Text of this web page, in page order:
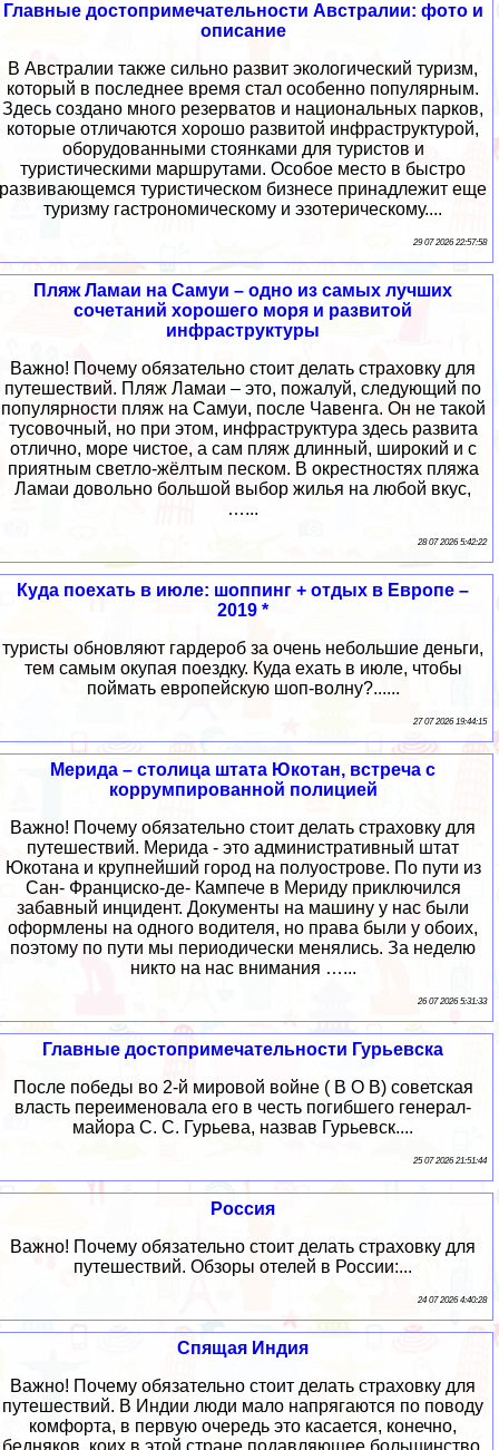
Главные достопримечательности Австралии: фото и
описание
В Австралии также сильно развит экологический туризм,
который в последнее время стал особенно популярным.
Здесь создано много резерватов и национальных парков,
которые отличаются хорошо развитой инфраструктурой,
оборудованными стоянками для туристов и
туристическими маршрутами. Особое место в быстро
развивающемся туристическом бизнесе принадлежит еще
туризму гастрономическому и эзотерическому....
29 07 2026 22:57:58
Пляж Ламаи на Самуи – одно из самых лучших
сочетаний хорошего моря и развитой
инфраструктуры
Важно! Почему обязательно стоит делать страховку для
путешествий. Пляж Ламаи – это, пожалуй, следующий по
популярности пляж на Самуи, после Чавенга. Он не такой
тусовочный, но при этом, инфраструктура здесь развита
отлично, море чистое, а сам пляж длинный, широкий и с
приятным светло-жёлтым песком. В окрестностях пляжа
Ламаи довольно большой выбор жилья на любой вкус,
…...
28 07 2026 5:42:22
Куда поехать в июле: шоппинг + отдых в Европе –
2019 *
туристы обновляют гардероб за очень небольшие деньги,
тем самым окупая поездку. Куда ехать в июле, чтобы
поймать европейскую шоп-волну?......
27 07 2026 19:44:15
Мерида – столица штата Юкотан, встреча с
коррумпированной полицией
Важно! Почему обязательно стоит делать страховку для
путешествий. Мерида - это административный штат
Юкотана и крупнейший город на полуострове. По пути из
Сан- Франциско-де- Кампече в Мериду приключился
забавный инцидент. Документы на машину у нас были
оформлены на одного водителя, но права были у обоих,
поэтому по пути мы периодически менялись. За неделю
никто на нас внимания …...
26 07 2026 5:31:33
Главные достопримечательности Гурьевска
После победы во 2-й мировой войне ( В О В) советская
власть переименовала его в честь погибшего генерал-
майора С. С. Гурьева, назвав Гурьевск....
25 07 2026 21:51:44
Россия
Важно! Почему обязательно стоит делать страховку для
путешествий. Обзоры отелей в России:...
24 07 2026 4:40:28
Спящая Индия
Важно! Почему обязательно стоит делать страховку для
путешествий. В Индии люди мало напрягаются по поводу
комфорта, в первую очередь это касается, конечно,